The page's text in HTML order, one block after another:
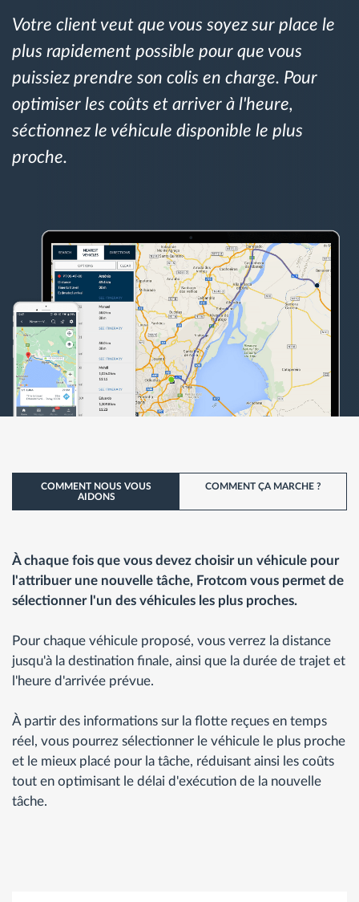
Gestion de carburant
Planification et suivi d'itinéraire
Identification automatique du conducteur
Découvrez toutes les caractéristiques
Comment nous résolvons chaques besoins
d'activité de flotte
Calculatrice d’économies
Votre client veut que vous soyez sur place le
plus rapidement possible pour que vous
puissiez prendre son colis en charge. Pour
optimiser les coûts et arriver à l'heure,
séctionnez le véhicule disponible le plus
proche.
COMMENT NOUS VOUS
AIDONS
COMMENT ÇA MARCHE ?
À chaque fois que vous devez choisir un véhicule pour
l'attribuer une nouvelle tâche, Frotcom vous permet de
sélectionner l'un des véhicules les plus proches.
Pour chaque véhicule proposé, vous verrez la distance
jusqu'à la destination finale, ainsi que la durée de trajet et
l'heure d'arrivée prévue.
À partir des informations sur la flotte reçues en temps
réel, vous pourrez sélectionner le véhicule le plus proche
et le mieux placé pour la tâche, réduisant ainsi les coûts
tout en optimisant le délai d'exécution de la nouvelle
tâche.